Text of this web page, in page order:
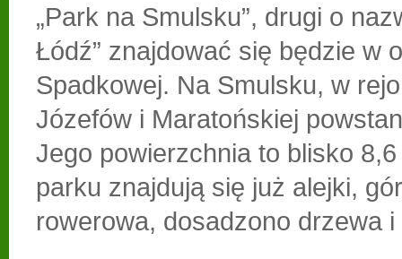
„Park na Smulsku”, drugi o
Łódź” znajdować się będzie w
Spadkowej. Na Smulsku, w
Józefów i Maratońskiej
Jego powierzchnia to blisko
parku znajdują się już alejki,
rowerowa, dosadzono drzewa